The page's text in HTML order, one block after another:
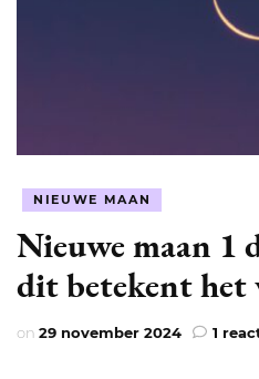
NIEUWE MAAN
Nieuwe maan 1
dit betekent het
on 29 november 2024 1